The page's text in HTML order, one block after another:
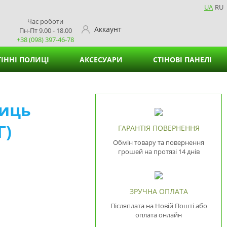
UA RU
Час роботи
Пн-Пт 9.00 - 18.00
+38 (098) 397-46-78
Аккаунт
ПОЛИЦІ АКСЕСУАРИ
Підставки для серветок
СТІНОВІ ПАНЕЛІ
ГАРАНТІЯ ПОВЕРНЕННЯ
Обмін товару та повернення
грошей на протязі 14 днів
ЗРУЧНА ОПЛАТА
Післяплата на Новій Пошті або
оплата онлайн